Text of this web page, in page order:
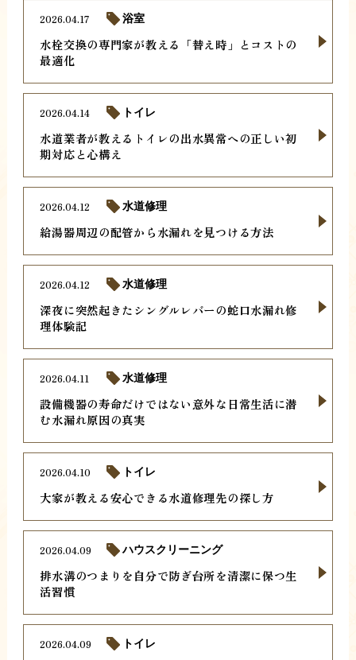
水栓交換の専門家が教える「替え時」とコストの
最適化
2026.04.17 浴室
水道業者が教えるトイレの出水異常への正しい初
期対応と心構え
2026.04.14 トイレ
給湯器周辺の配管から水漏れを見つける方法
2026.04.12 水道修理
深夜に突然起きたシングルレバーの蛇口水漏れ修
理体験記
2026.04.12 水道修理
設備機器の寿命だけではない意外な日常生活に潜
む水漏れ原因の真実
2026.04.11 水道修理
大家が教える安心できる水道修理先の探し方
2026.04.10 トイレ
排水溝のつまりを自分で防ぎ台所を清潔に保つ生
活習慣
2026.04.09 ハウスクリーニング
2026.04.09 トイレ